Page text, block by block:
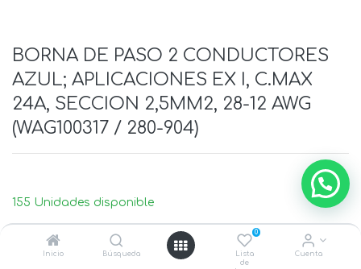
Inicio Búsqueda
0
Lista
de
Cuenta
BORNA DE PASO 2 CONDUCTORES
AZUL; APLICACIONES EX I, C.MAX
24A, SECCION 2,5MM2, 28-12 AWG
(WAG100317 / 280-904)
155 Unidades disponible